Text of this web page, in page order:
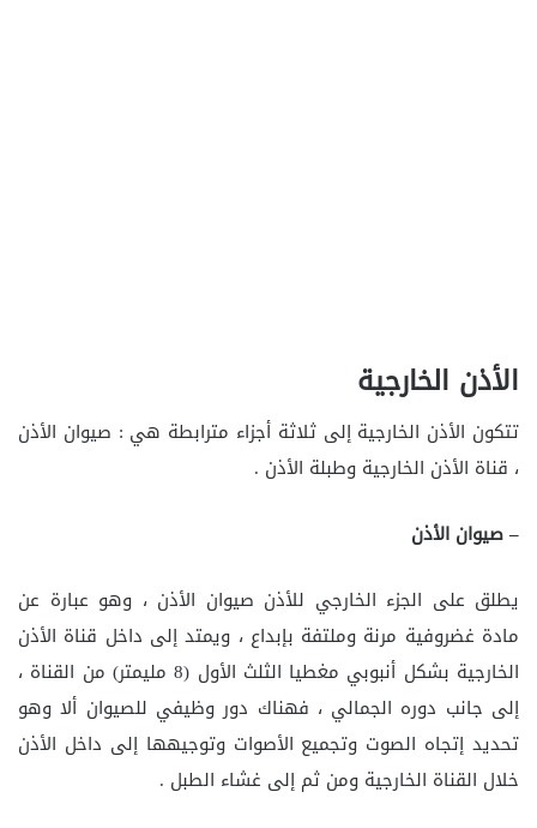
الأذن الخارجية
تتكون الأذن الخارجية إلى ثلاثة أجزاء مترابطة هي : صيوان الأذن
، قناة الأذن الخارجية وطبلة الأذن .
– صيوان الأذن
يطلق على الجزء الخارجي للأذن صيوان الأذن ، وهو عبارة عن
مادة غضروفية مرنة وملتفة بإبداع ، ويمتد إلى داخل قناة الأذن
الخارجية بشكل أنبوبي مغطيا الثلث الأول (8 مليمتر) من القناة ،
إلى جانب دوره الجمالي ، فهناك دور وظيفي للصيوان ألا وهو
تحديد إتجاه الصوت وتجميع الأصوات وتوجيهها إلى داخل الأذن
خلال القناة الخارجية ومن ثم إلى غشاء الطبل .